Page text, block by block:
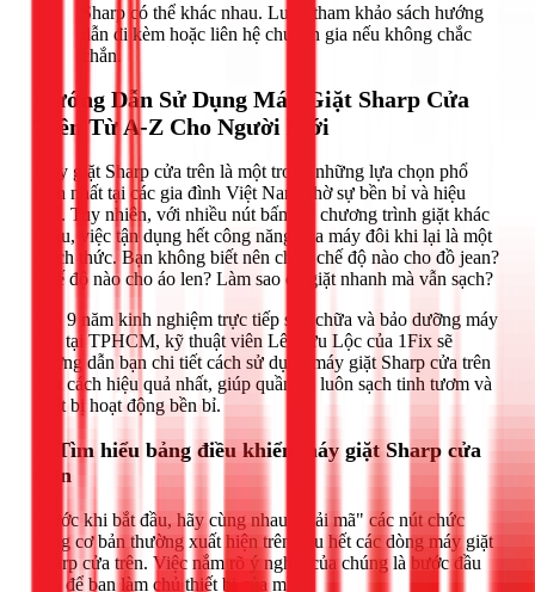
Sharp có thể khác nhau. Luôn tham khảo sách hướng
dẫn đi kèm hoặc liên hệ chuyên gia nếu không chắc
chắn.
Hướng Dẫn Sử Dụng Máy Giặt Sharp Cửa
Trên Từ A-Z Cho Người Mới
Máy giặt Sharp cửa trên là một trong những lựa chọn phổ
biến nhất tại các gia đình Việt Nam nhờ sự bền bỉ và hiệu
quả. Tuy nhiên, với nhiều nút bấm và chương trình giặt khác
nhau, việc tận dụng hết công năng của máy đôi khi lại là một
thách thức. Bạn không biết nên chọn chế độ nào cho đồ jean?
Chế độ nào cho áo len? Làm sao để giặt nhanh mà vẫn sạch?
Với 9 năm kinh nghiệm trực tiếp sửa chữa và bảo dưỡng máy
giặt tại TPHCM, kỹ thuật viên Lê Hữu Lộc của 1Fix sẽ
hướng dẫn bạn chi tiết cách sử dụng máy giặt Sharp cửa trên
một cách hiệu quả nhất, giúp quần áo luôn sạch tinh tươm và
thiết bị hoạt động bền bỉ.
1. Tìm hiểu bảng điều khiển máy giặt Sharp cửa
trên
Trước khi bắt đầu, hãy cùng nhau "giải mã" các nút chức
năng cơ bản thường xuất hiện trên hầu hết các dòng máy giặt
Sharp cửa trên. Việc nắm rõ ý nghĩa của chúng là bước đầu
tiên để bạn làm chủ thiết bị của mình.